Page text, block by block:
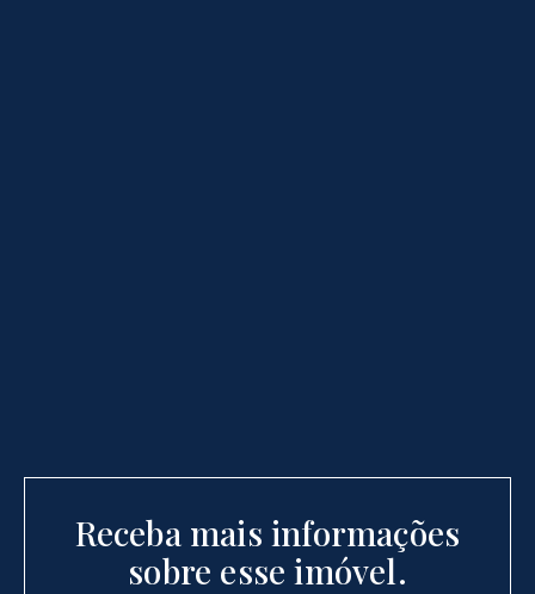
Receba mais informações
sobre esse imóvel.